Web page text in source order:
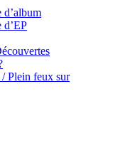
d’album
d’EP
Plein feux sur